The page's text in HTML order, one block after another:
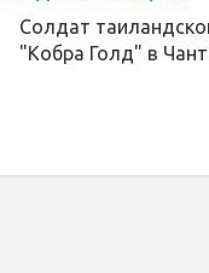
Солдат
"Кобра Голд" в